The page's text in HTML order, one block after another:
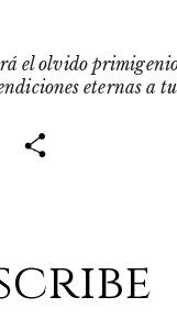
el olvido
eternas a